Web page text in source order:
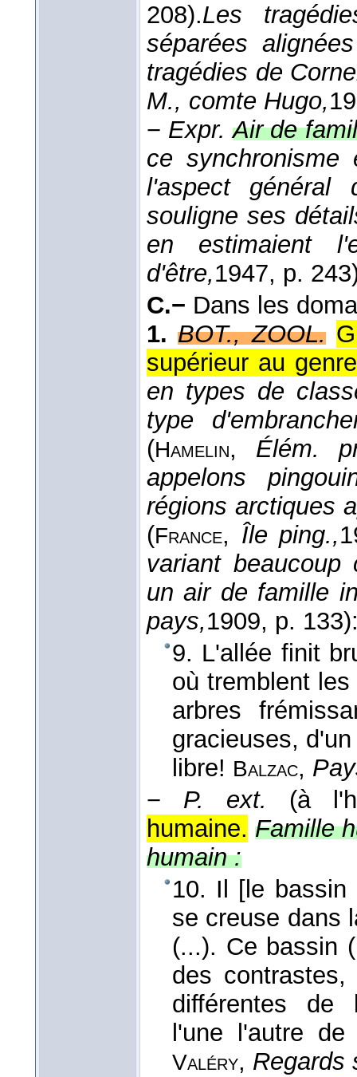
208).Les
séparées
tragédies de
M., comte Hugo,
− Expr. Air de
ce
l'aspect
souligne ses
en estimaient
d'être,1947, p.
C.− Dans les
1. BOT., ZOOL.
supérieur au
en types de
type
(Hamelin, Élém.
appelons
régions arctiques
(France, Île ping.,
variant beaucoup
un air de famille
pays,1909, p.
9. L'allée finit
où tremblent
arbres
gracieuses,
libre! Balzac,
− P. ext.
(à
humaine. Famille
humain :
10. Il [le bassin
se creuse dans
(...). Ce bassin
des
différentes de
l'une l'autre
Valéry, Regards